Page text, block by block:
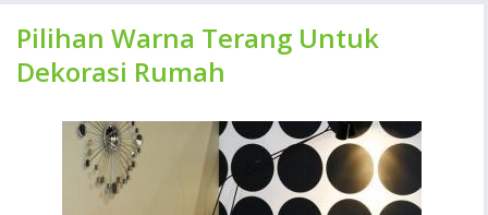
Pilihan Warna Terang Untuk
Dekorasi Rumah